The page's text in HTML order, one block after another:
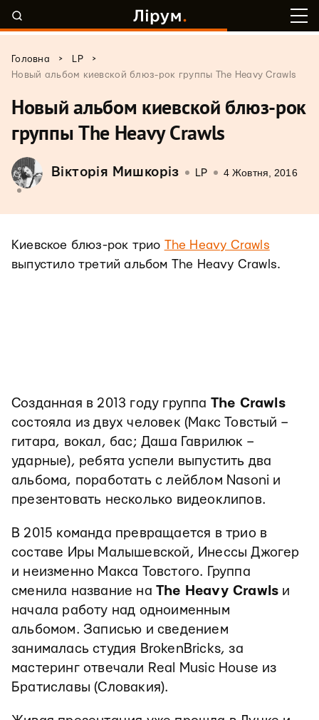
Головна > LP
>
Новый альбом киевской блюз-рок группы The Heavy Crawls
Новый альбом киевской блюз-рок
группы The Heavy Crawls
Вікторія Мишкоріз LP 4 Жовтня, 2016
Киевское блюз-рок трио The Heavy Crawls
выпустило третий альбом The Heavy Crawls.
Созданная в 2013 году группа The Crawls
состояла из двух человек (Макс Товстый –
гитара, вокал, бас; Даша Гаврилюк –
ударные), ребята успели выпустить два
альбома, поработать с лейблом Nasoni и
презентовать несколько видеоклипов.
В 2015 команда превращается в трио в
составе Иры Малышевской, Инессы Джогер
и неизменно Макса Товстого. Группа
сменила название на The Heavy Crawls и
начала работу над одноименным
альбомом. Записью и сведением
занималась студия BrokenBricks, за
мастеринг отвечали Real Music House из
Братиславы (Словакия).